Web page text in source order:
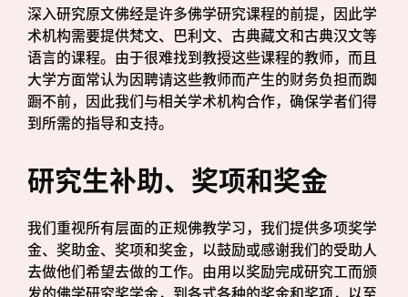
深入研究原文佛经是许多佛学研究课程的前提，因此学
术机构需要提供梵文、巴利文、古典藏文和古典汉文等
语言的课程。由于很难找到教授这些课程的教师，而且
大学方面常认为因聘请这些教师而产生的财务负担而踟
蹰不前，因此我们与相关学术机构合作，确保学者们得
到所需的指导和支持。
研究生补助、奖项和奖金
我们重视所有层面的正规佛教学习，我们提供多项奖学
金、奖助金、奖项和奖金，以鼓励或感谢我们的受助人
去做他们希望去做的工作。由用以奖励完成研究工而颁
发的佛学研究奖学金，到各式各种的奖金和奖项，以至